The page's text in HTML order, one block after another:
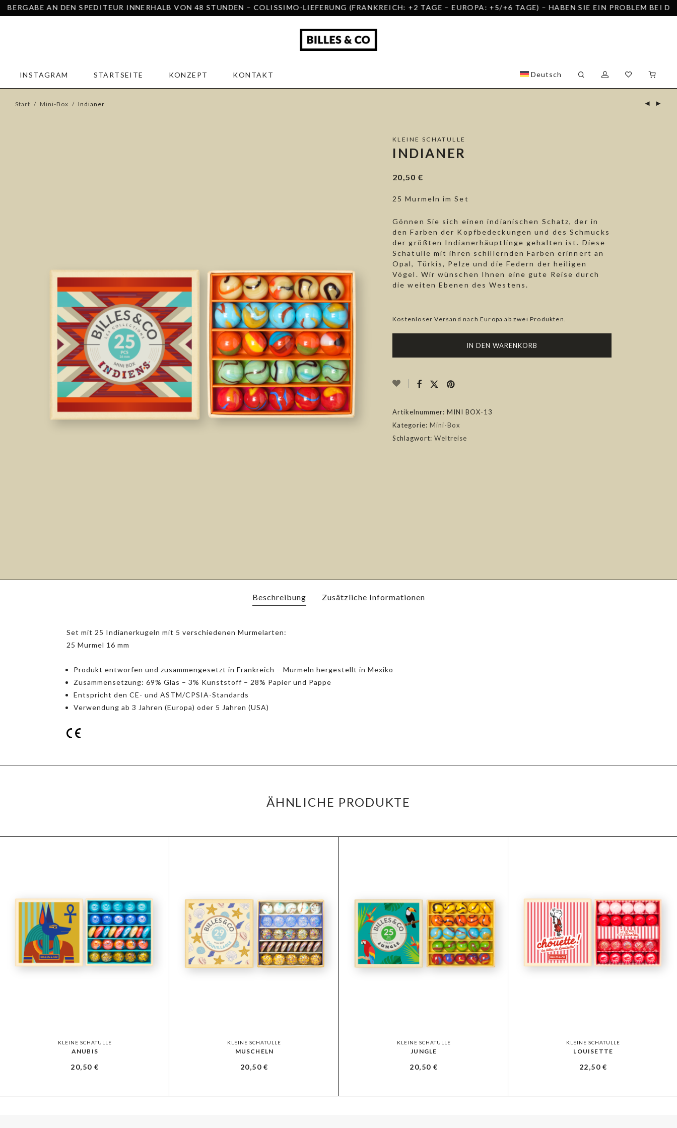
AN DEN SPEDITEUR INNERHALB VON 48 STUNDEN – COLISSIMO-LIEFERUNG (FRANKREICH: +2 TAGE – EUROPA: +5/+6 TAGE) – HABEN SIE EIN PROBLEM BEI DER
INSTAGRAM STARTSEITE KONZEPT KONTAKT Deutsch
Start / Mini-Box / Indianer
KLEINE SCHATULLE
INDIANER
20,50 €
25 Murmeln im Set
Gönnen Sie sich einen indianischen Schatz, der in
den Farben der Kopfbedeckungen und des Schmucks
der größten Indianerhäuptlinge gehalten ist. Diese
Schatulle mit ihren schillernden Farben erinnert an
Opal, Türkis, Pelze und die Federn der heiligen
Vögel. Wir wünschen Ihnen eine gute Reise durch
die weiten Ebenen des Westens.
Kostenloser Versand nach Europa ab zwei Produkten.
IN DEN WARENKORB
Artikelnummer: MINI BOX-13
Kategorie: Mini-Box
Schlagwort: Weltreise
Beschreibung Zusätzliche Informationen
Set mit 25 Indianerkugeln mit 5 verschiedenen Murmelarten:
25 Murmel 16 mm
Produkt entworfen und zusammengesetzt in Frankreich – Murmeln hergestellt in Mexiko
Zusammensetzung: 69% Glas – 3% Kunststoff – 28% Papier und Pappe
Entspricht den CE- und ASTM/CPSIA-Standards
Verwendung ab 3 Jahren (Europa) oder 5 Jahren (USA)
ÄHNLICHE PRODUKTE
KLEINE SCHATULLE
ANUBIS
20,50 €
KLEINE SCHATULLE
MUSCHELN
20,50€
KLEINE SCHATULLE
JUNGLE
20,50 €
KLEINE SCHATULLE
LOUISETTE
22,50€